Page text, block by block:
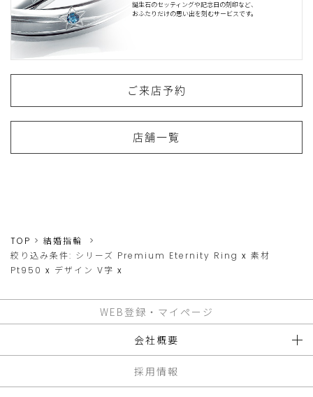
誕生石のセッティングや記念日の刻印など、
おふたりだけの思い出を刻むサービスです。
ご来店予約
店舗一覧
TOP
結婚指輪
絞り込み条件: シリーズ Premium Eternity Ring x 素材
Pt950 x デザイン V字 x
WEB登録・マイページ
会社概要
採用情報